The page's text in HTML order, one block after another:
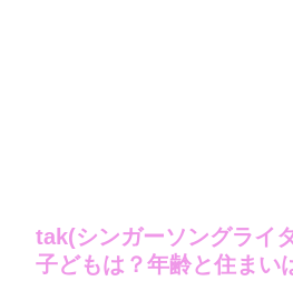
tak(シンガーソングライ
子どもは？年齢と住まい